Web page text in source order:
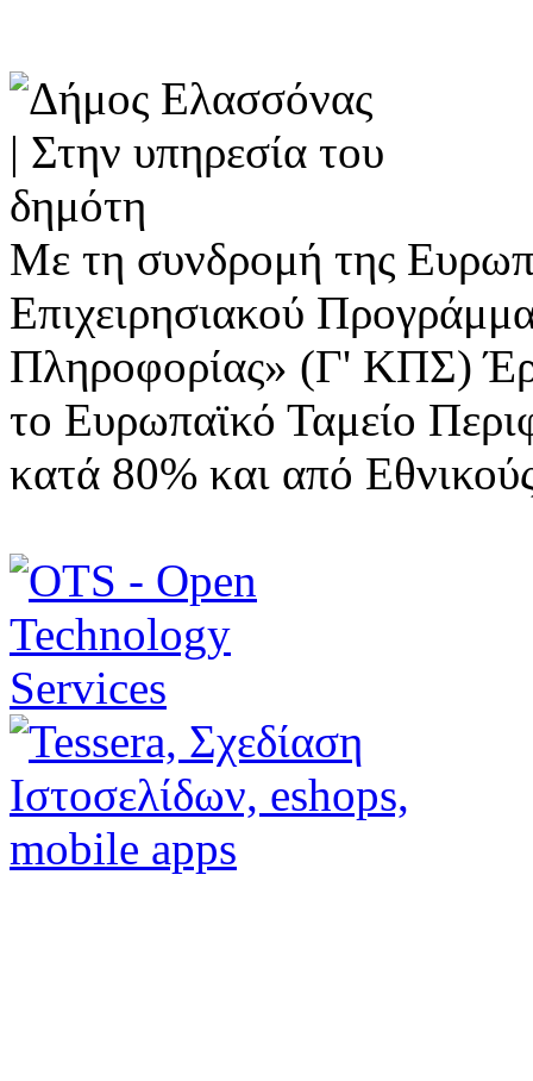
Με τη συνδρομή της
Επιχειρησιακού
Πληροφορίας» (Γ' ΚΠΣ)
το Ευρωπαϊκό Ταμείο
κατά 80% και από